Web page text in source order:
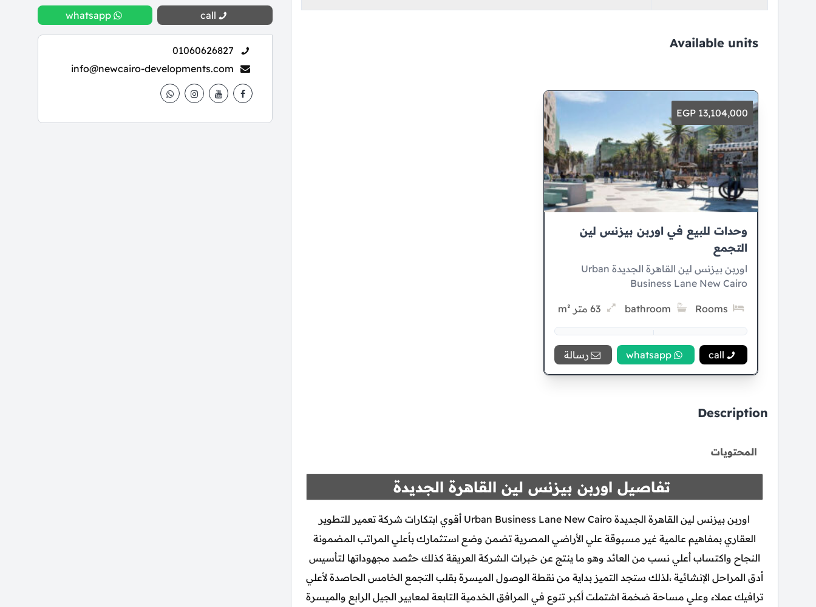
Available units
13,104,000 EGP
وحدات للبيع في اوربن بيزنس لين
التجمع
اوربن بيزنس لين القاهرة الجديدة Urban
Business Lane New Cairo
Rooms
bathroom 63 متر m²
5% Down payment 7 سنوات Installment
call
whatsapp رسالة
Description
المحتويات
تفاصيل اوربن بيزنس لين القاهرة الجديدة
اوربن بيزنس لين القاهرة الجديدة Urban Business Lane New Cairo أقوي ابتكارات شركة تعمير للتطوير
العقاري بمفاهيم عالمية غير مسبوقة علي الأراضي المصرية تضمن وضع استثمارك بأعلي المراتب المضمونة
النجاح واكتساب أعلي نسب من العائد وهو ما ينتج عن خبرات الشركة العريقة كذلك حثصد مجهوداتها لتأسيس
أدق المراحل الإنشائية ،لذلك ستجد التميز بداية من نقطة الوصول الميسرة بقلب التجمع الخامس الحاصدة لأعلي
ترافيك عملاء وعلي مساحة ضخمة اشتملت أكبر تنوع في المرافق الخدمية التابعة لمعايير الجيل الرابع والميسرة
call
whatsapp
01060626827
info@newcairo-developments.com